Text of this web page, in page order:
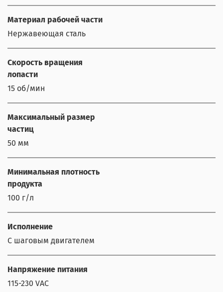
Материал рабочей части
Нержавеющая сталь
Скорость вращения
лопасти
15 об/мин
Максимальный размер
частиц
50 мм
Минимальная плотность
продукта
100 г/л
Исполнение
С шаговым двигателем
Напряжение питания
115-230 VAC